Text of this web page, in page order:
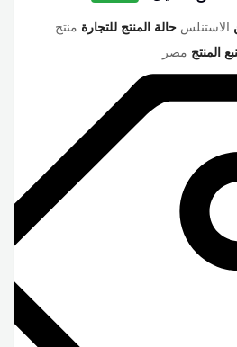
الاستنلس حالة المنتج للتجارة منتج
المنتج مصر